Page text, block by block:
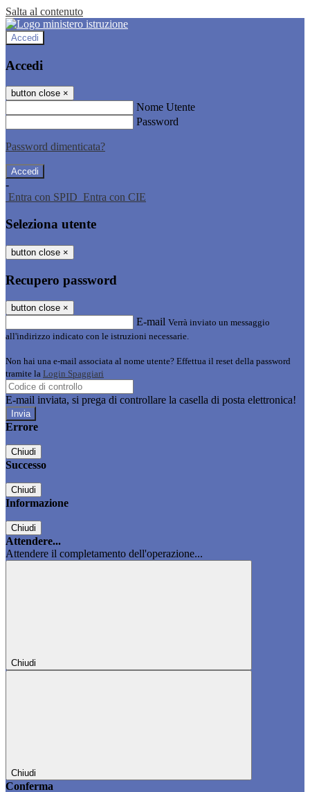
Salta al contenuto
Accedi
Accedi
button close ×
Nome Utente
Password
Password dimenticata?
-
Entra con SPID Entra con CIE
Seleziona utente
button close ×
Recupero password
button close ×
E-mail Verrà inviato un messaggio
all'indirizzo indicato con le istruzioni necessarie.
Non hai una e-mail associata al nome utente? Effettua il reset della password
tramite la Login Spaggiari
E-mail inviata, si prega di controllare la casella di posta elettronica!
Errore
Chiudi
Successo
Chiudi
Informazione
Chiudi
Attendere...
Attendere il completamento dell'operazione...
Chiudi
Chiudi
Conferma